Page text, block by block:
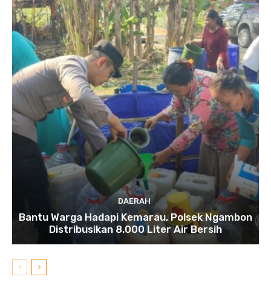
DAERAH
Bantu Warga Hadapi Kemarau, Polsek Ngambon
Distribusikan 8.000 Liter Air Bersih